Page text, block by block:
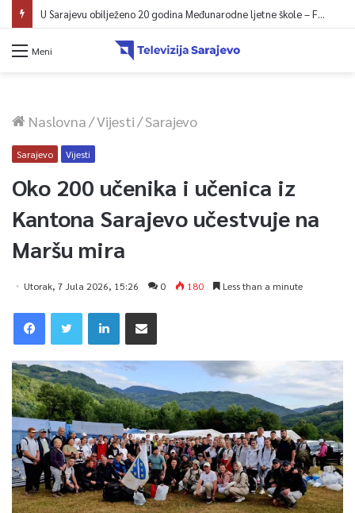
U Sarajevu obilježeno 20 godina Međunarodne ljetne škole – Fokus na izazovima međunarodne pravde
Meni
Naslovna/Vijesti/Sarajevo
Sarajevo Vijesti
Oko 200 učenika i učenica iz
Kantona Sarajevo učestvuje na
Maršu mira
Utorak, 7 Jula 2026, 15:26 0 180 Less than a minute